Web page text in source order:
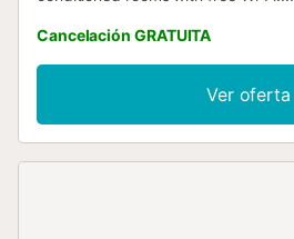
Cancelación GRATUITA
Ver oferta